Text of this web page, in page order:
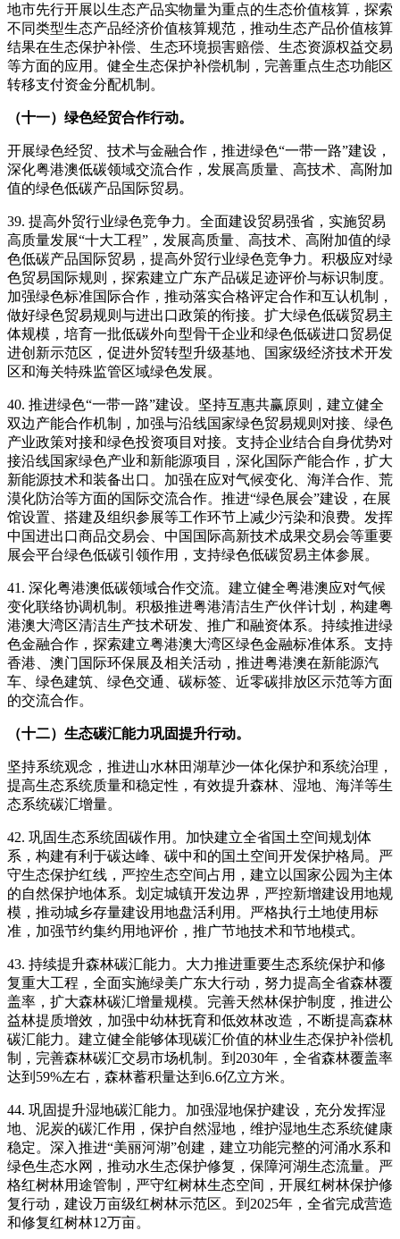
地市先行开展以生态产品实物量为重点的生态价值核算，探索
不同类型生态产品经济价值核算规范，推动生态产品价值核算
结果在生态保护补偿、生态环境损害赔偿、生态资源权益交易
等方面的应用。健全生态保护补偿机制，完善重点生态功能区
转移支付资金分配机制。
（十一）绿色经贸合作行动。
开展绿色经贸、技术与金融合作，推进绿色“一带一路”建设，
深化粤港澳低碳领域交流合作，发展高质量、高技术、高附加
值的绿色低碳产品国际贸易。
39. 提高外贸行业绿色竞争力。全面建设贸易强省，实施贸易
高质量发展“十大工程”，发展高质量、高技术、高附加值的绿
色低碳产品国际贸易，提高外贸行业绿色竞争力。积极应对绿
色贸易国际规则，探索建立广东产品碳足迹评价与标识制度。
加强绿色标准国际合作，推动落实合格评定合作和互认机制，
做好绿色贸易规则与进出口政策的衔接。扩大绿色低碳贸易主
体规模，培育一批低碳外向型骨干企业和绿色低碳进口贸易促
进创新示范区，促进外贸转型升级基地、国家级经济技术开发
区和海关特殊监管区域绿色发展。
40. 推进绿色“一带一路”建设。坚持互惠共赢原则，建立健全
双边产能合作机制，加强与沿线国家绿色贸易规则对接、绿色
产业政策对接和绿色投资项目对接。支持企业结合自身优势对
接沿线国家绿色产业和新能源项目，深化国际产能合作，扩大
新能源技术和装备出口。加强在应对气候变化、海洋合作、荒
漠化防治等方面的国际交流合作。推进“绿色展会”建设，在展
馆设置、搭建及组织参展等工作环节上减少污染和浪费。发挥
中国进出口商品交易会、中国国际高新技术成果交易会等重要
展会平台绿色低碳引领作用，支持绿色低碳贸易主体参展。
41. 深化粤港澳低碳领域合作交流。建立健全粤港澳应对气候
变化联络协调机制。积极推进粤港清洁生产伙伴计划，构建粤
港澳大湾区清洁生产技术研发、推广和融资体系。持续推进绿
色金融合作，探索建立粤港澳大湾区绿色金融标准体系。支持
香港、澳门国际环保展及相关活动，推进粤港澳在新能源汽
车、绿色建筑、绿色交通、碳标签、近零碳排放区示范等方面
的交流合作。
（十二）生态碳汇能力巩固提升行动。
坚持系统观念，推进山水林田湖草沙一体化保护和系统治理，
提高生态系统质量和稳定性，有效提升森林、湿地、海洋等生
态系统碳汇增量。
42. 巩固生态系统固碳作用。加快建立全省国土空间规划体
系，构建有利于碳达峰、碳中和的国土空间开发保护格局。严
守生态保护红线，严控生态空间占用，建立以国家公园为主体
的自然保护地体系。划定城镇开发边界，严控新增建设用地规
模，推动城乡存量建设用地盘活利用。严格执行土地使用标
准，加强节约集约用地评价，推广节地技术和节地模式。
43. 持续提升森林碳汇能力。大力推进重要生态系统保护和修
复重大工程，全面实施绿美广东大行动，努力提高全省森林覆
盖率，扩大森林碳汇增量规模。完善天然林保护制度，推进公
益林提质增效，加强中幼林抚育和低效林改造，不断提高森林
碳汇能力。建立健全能够体现碳汇价值的林业生态保护补偿机
制，完善森林碳汇交易市场机制。到2030年，全省森林覆盖率
达到59%左右，森林蓄积量达到6.6亿立方米。
44. 巩固提升湿地碳汇能力。加强湿地保护建设，充分发挥湿
地、泥炭的碳汇作用，保护自然湿地，维护湿地生态系统健康
稳定。深入推进“美丽河湖”创建，建立功能完整的河涌水系和
绿色生态水网，推动水生态保护修复，保障河湖生态流量。严
格红树林用途管制，严守红树林生态空间，开展红树林保护修
复行动，建设万亩级红树林示范区。到2025年，全省完成营造
和修复红树林12万亩。